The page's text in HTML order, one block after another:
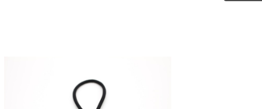
有田焼 ヘアゴム 牛柄×星②